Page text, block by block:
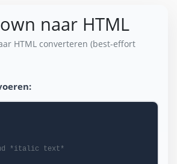
naar HTML
HTML converteren (best-effort